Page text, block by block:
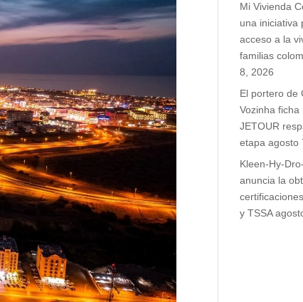
Mi Vivienda
una iniciativa
acceso a la
familias
8, 2026
El portero de
Vozinha
JETOUR
etapa agosto
Kleen-Hy-
anuncia la
y TSSA